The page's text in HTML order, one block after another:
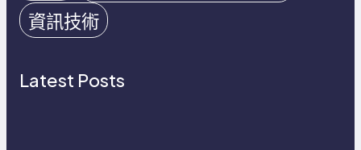
資訊技術
Latest Posts